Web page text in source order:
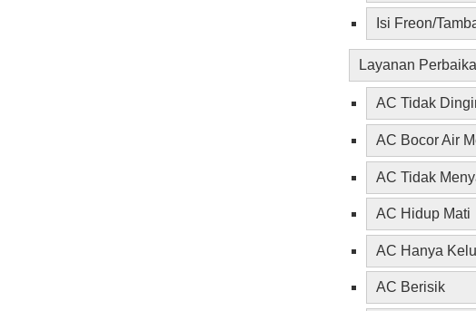
Isi Freon/
Layanan
AC Tidak
AC Bocor Air
AC Tidak
AC Hidup Mati
AC Hanya
AC Berisik